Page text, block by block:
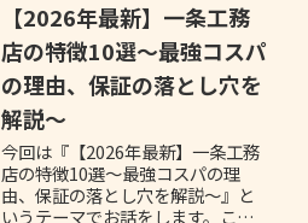
【2026年最新】一条工務
店の特徴10選～最強コスパ
の理由、保証の落とし穴を
解説～
今回は『【2026年最新】一条工務
店の特徴10選～最強コスパの理
由、保証の落とし穴を解説～』と
いうテーマでお話をします。これ